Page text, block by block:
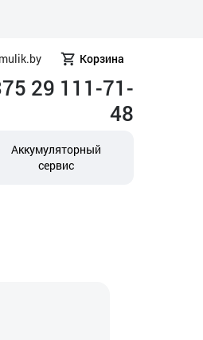
Корзина
29 111-71-
48
Аккумуляторный
сервис